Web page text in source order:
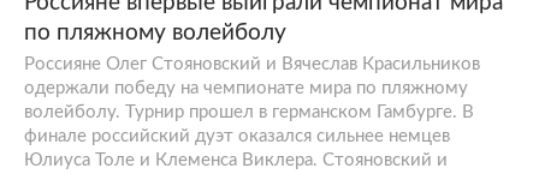
по пляжному волейболу
Россияне Олег Стояновский и Вячеслав Красильников
одержали победу на чемпионате мира по пляжному
волейболу. Турнир прошел в германском Гамбурге. В
финале российский дуэт оказался сильнее немцев
Юлиуса Толе и Клеменса Виклера. Стояновский и